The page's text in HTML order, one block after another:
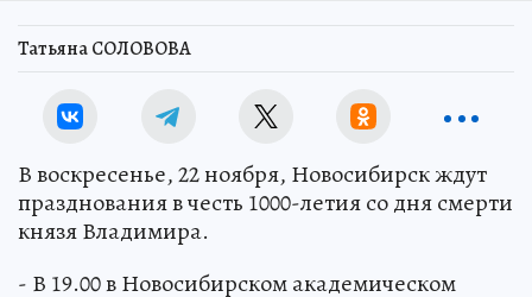
Татьяна СОЛОВОВА
В воскресенье, 22 ноября, Новосибирск ждут
празднования в честь 1000-летия со дня смерти
князя Владимира.
- В 19.00 в Новосибирском академическом